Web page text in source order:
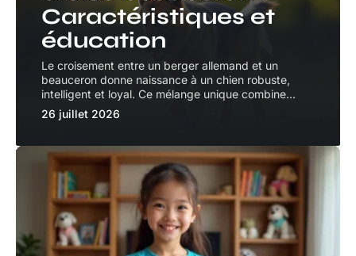
Caractéristiques et
éducation
Le croisement entre un berger allemand et un
beauceron donne naissance à un chien robuste,
intelligent et loyal. Ce mélange unique combine…
26 juillet 2026